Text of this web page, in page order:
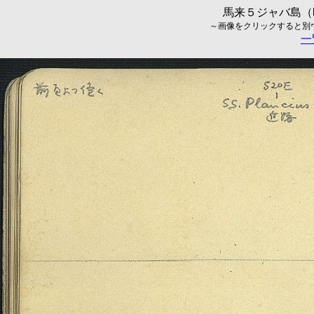
馬来５ジャバ島
～画像をクリックすると
一